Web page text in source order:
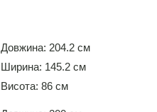
Довжина: 204.2 см
Ширина: 145.2 см
Висота: 86 см